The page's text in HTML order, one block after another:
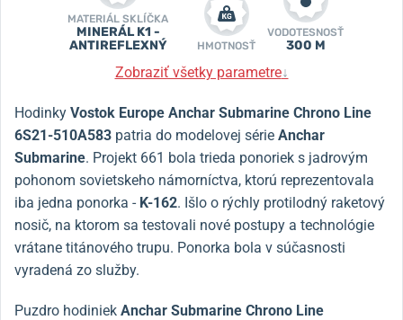
MATERIÁL SKLÍČKA
MINERÁL K1 -
ANTIREFLEXNÝ
HMOTNOSŤ
VODOTESNOSŤ
300 M
Zobraziť všetky parametre↓
Hodinky Vostok Europe Anchar Submarine Chrono Line
6S21-510A583 patria do modelovej série Anchar
Submarine. Projekt 661 bola trieda ponoriek s jadrovým
pohonom sovietskeho námorníctva, ktorú reprezentovala
iba jedna ponorka - K-162. Išlo o rýchly protilodný raketový
nosič, na ktorom sa testovali nové postupy a technológie
vrátane titánového trupu. Ponorka bola v súčasnosti
vyradená zo služby.
Puzdro hodiniek Anchar Submarine Chrono Line